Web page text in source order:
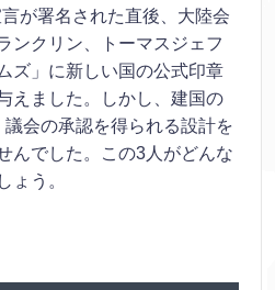
が署名された直後、大陸会
ンクリン、トーマスジェフ
ズ」に新しい国の公式印章
えました。しかし、建国の
会の承認を得られる設計を
んでした。この3人がどんな
ょう。